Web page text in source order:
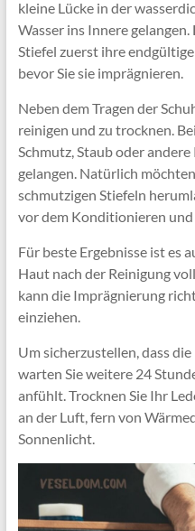
kleine Lücke in der
Wasser ins Innere
Stiefel zuerst ihre
bevor Sie sie imprägnieren.
Neben dem Tragen der
reinigen und zu trocknen.
Schmutz, Staub oder
gelangen. Natürlich
schmutzigen Stiefeln
vor dem Konditionieren
Für beste Ergebnisse ist es
Haut nach der Reinigung
kann die Imprägnierung
einziehen.
Um sicherzustellen, dass
warten Sie weitere 24
anfühlt. Trocknen Sie Ihr
an der Luft, fern von
Sonnenlicht.